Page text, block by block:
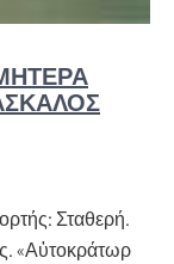
Σταθερή.
«Αὐτοκράτωρ